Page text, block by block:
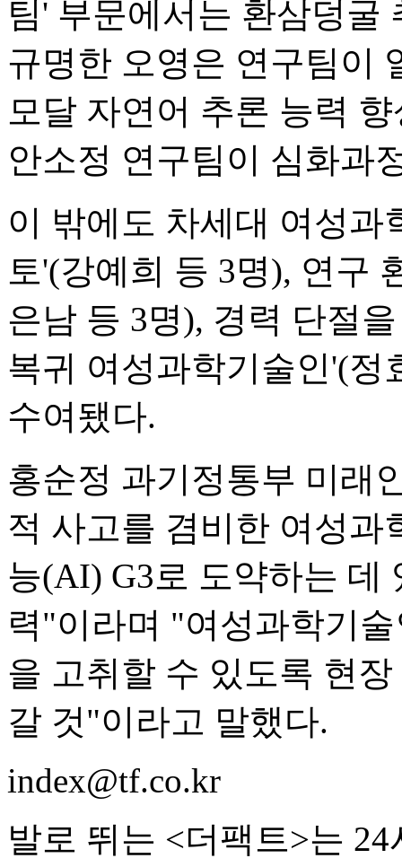
팀' 부문에서는 환삼덩굴
규명한 오영은 연구팀이
모달 자연어 추론 능력
안소정 연구팀이 심화과
이 밖에도 차세대 여성과
토'(강예희 등 3명), 연구
은남 등 3명), 경력 단절
복귀 여성과학기술인'(정
수여됐다.
홍순정 과기정통부 미래
적 사고를 겸비한 여성과
능(AI) G3로 도약하는 데
력"이라며 "여성과학기
을 고취할 수 있도록 현
갈 것"이라고 말했다.
index@tf.co.kr
발로 뛰는 <더팩트>는